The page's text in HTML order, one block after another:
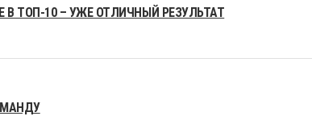
ТОП-10 – УЖЕ ОТЛИЧНЫЙ РЕЗУЛЬТАТ